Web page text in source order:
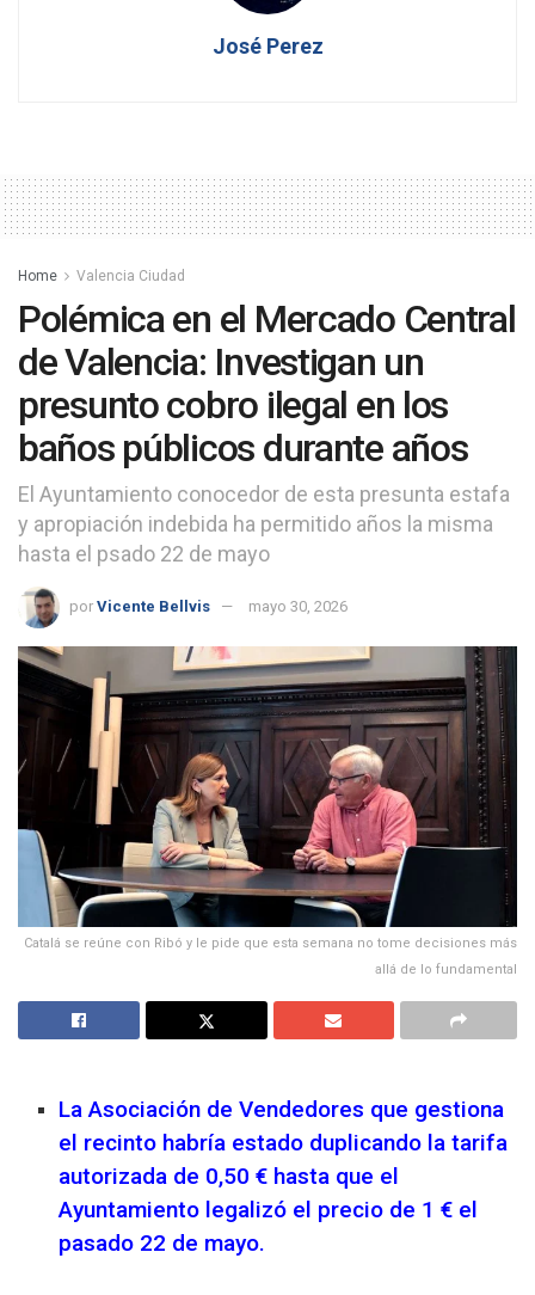
José Perez
Home Valencia Ciudad
Polémica en el Mercado Central
de Valencia: Investigan un
presunto cobro ilegal en los
baños públicos durante años
El Ayuntamiento conocedor de esta presunta estafa
y apropiación indebida ha permitido años la misma
hasta el psado 22 de mayo
por Vicente Bellvis mayo 30, 2026
Catalá se reúne con Ribó y le pide que esta semana no tome decisiones más
allá de lo fundamental
La Asociación de Vendedores que gestiona
el recinto habría estado duplicando la tarifa
autorizada de 0,50 € hasta que el
Ayuntamiento legalizó el precio de 1 € el
pasado 22 de mayo.